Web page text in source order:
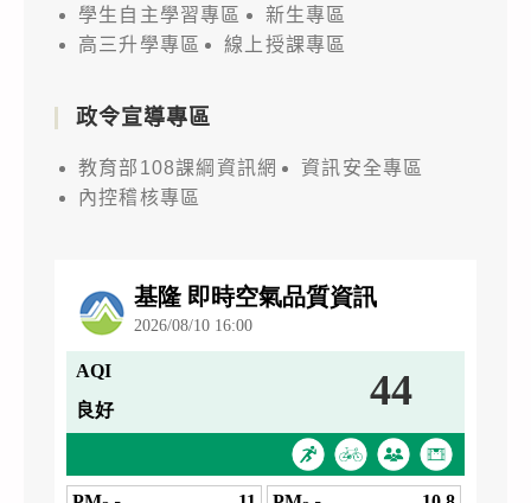
學生自主學習專區
新生專區
高三升學專區
線上授課專區
政令宣導專區
教育部108課綱資訊網
資訊安全專區
內控稽核專區